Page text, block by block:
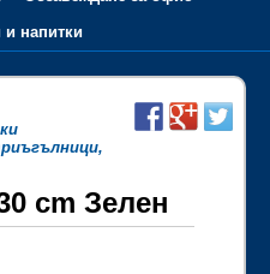
и напитки
cm Зелен